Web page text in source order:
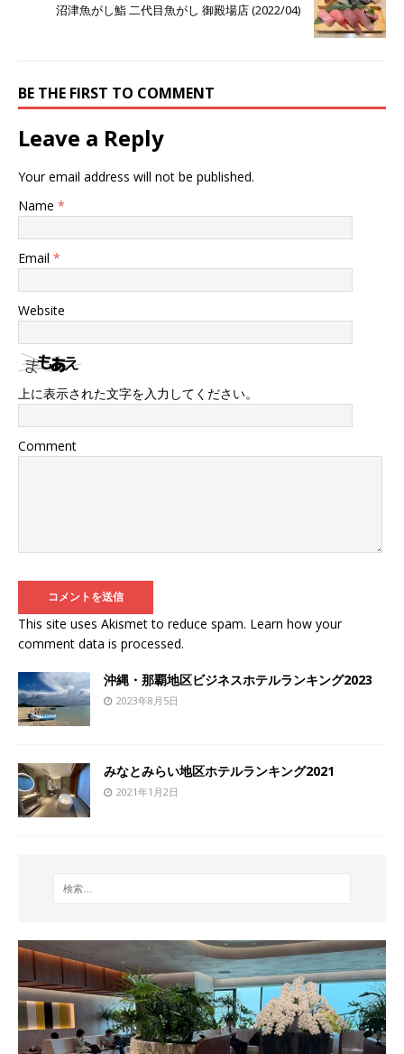
沼津魚がし鮨 二代目魚がし 御殿場店 (2022/04)
BE THE FIRST TO COMMENT
Leave a Reply
Your email address will not be published.
Name *
Email *
Website
上に表示された文字を入力してください。
Comment
This site uses Akismet to reduce spam. Learn how your
comment data is processed.
沖縄・那覇地区ビジネスホテルランキング2023
2023年8月5日
みなとみらい地区ホテルランキング2021
2021年1月2日